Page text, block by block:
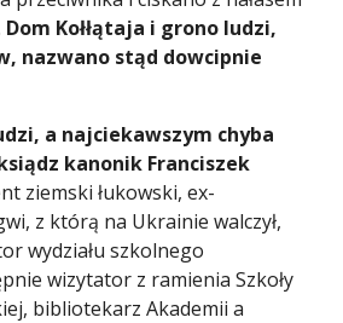
Dom Kołłątaja i grono ludzi,
nazwano stąd dowcipnie
a najciekawszym chyba
kanonik Franciszek
ziemski łukowski, ex-
z którą na Ukrainie walczył,
wydziału szkolnego
wizytator z ramienia Szkoły
bibliotekarz Akademii a